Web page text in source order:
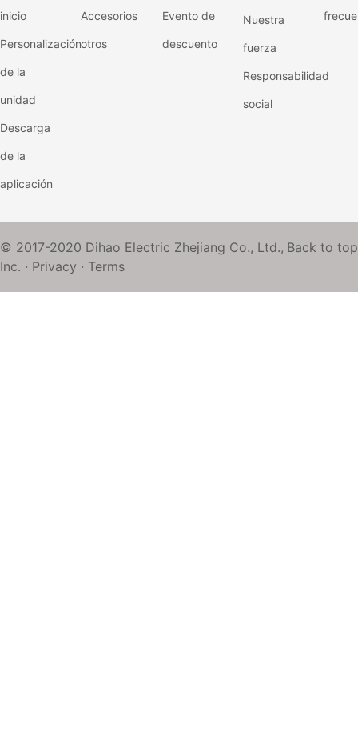
inicio
Personalización
de la
unidad
Descarga
de la
aplicación
Accesorios
otros
Evento de
descuento
Nuestra
fuerza
Responsabilidad
social
Back to top
© 2017-2020 Dihao Electric Zhejiang Co., Ltd.,
Inc. · Privacy · Terms